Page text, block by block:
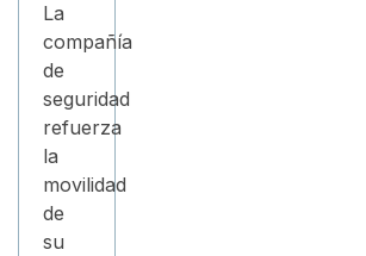
La
compañía
de
seguridad
refuerza
la
movilidad
de
su